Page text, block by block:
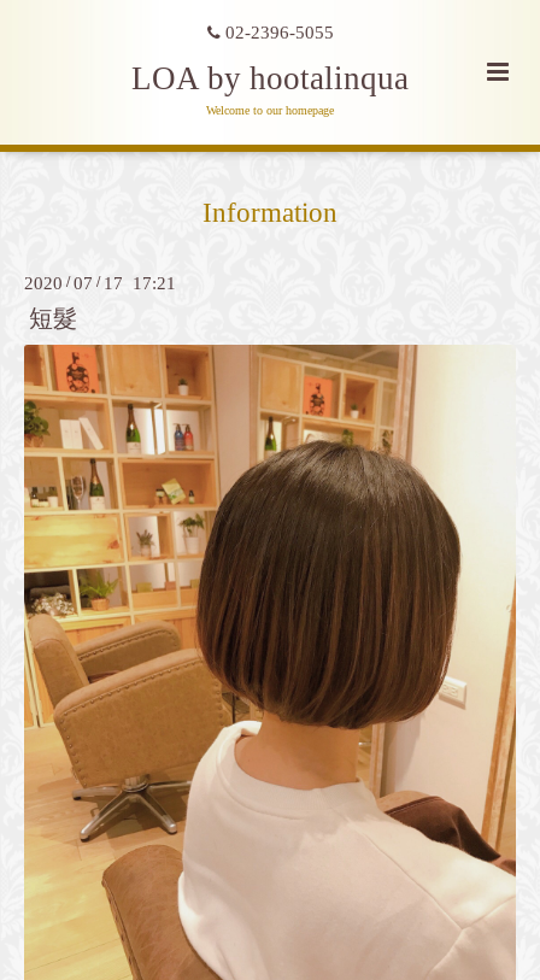
02-2396-5055
LOA by hootalinqua
Welcome to our homepage
Information
2020 /07 / 17 17:21
短髮